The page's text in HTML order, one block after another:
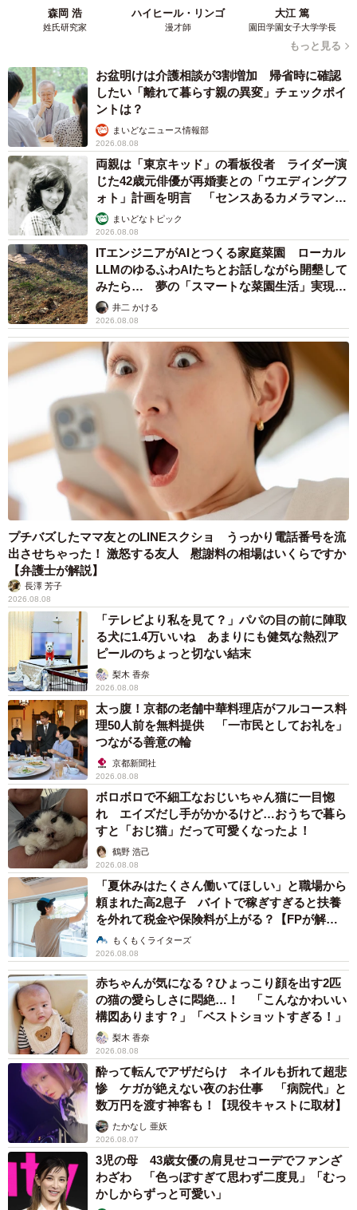
い主さんに、動画を撮影した時のことをうかがいました。
――撮影時のご状況を教えてください
今回の動画は何回も出たり引っ込んだりしている、一部
を切り抜いたものでした。近くにソニーがいて縄張り主張
しているものと思われます。
――そうだったのですね、この後はどうなりましたか？
最終的には飽きて飛んでいってしまいました。
――動画を「おわかりいただけただろうか」という文言と
ともに投稿なさっていますね。きのこくんの可愛さに、
「やばい！ ハートを持ってかれてしまった」「顔の出し方
最高」「心霊系番組のナレーション(笑)！ 永遠に見ていら
れるクオリティ！！」などと多数共感の声が届いていま
す。ぜひ感想をお聞かせください
毎度のことなのですがSNSはどんな投稿がウケるか全く
読めず、想定外の評価をいただけて、驚きと嬉しさでいっ
ぱいです。「おわかり〜」の文言は飼い主が心霊ビデオ大
好きなので引用させていただきました。これからもご覧い
ただいた皆さんと、文鳥のかわいさを共有できるような投
稿を続けます。
◇ ◇
人懐っこいきのこくん（画像提供／きのこ氏さん）
今回の動画からも、人懐こさが伝わるきのこくんのこと
を「きのこは人が好きすぎて、カゴの中だと常に出せ出せ
アピールで飛んだり跳ねたり歌ったりです」という飼い主
さん。去年の大晦日にお家にお迎えして一年ということ
で、今年の大晦日は「お迎え記念日としていつもより長く
放鳥しようと思います。正月からの呼び鳴きが酷くなりそ
うですが…」とも話してくれました。
ガン見は最大の防御 pic.twitter.com/lNajk9NmIH
— きのこ氏 (@suz_kinoko)December 4, 2021
また同居しているソニーくんとは「ソニーとは仲がいい
のか悪いのか、いつも近くにいるくせにお互い威嚇し合っ
てます。嫌なら離れればいいのに…」（飼い主さん）とも
森岡 浩
姓氏研究家
ハイヒール・リンゴ
漫才師
大江 篤
園田学園女子大学学長
もっと見る
お盆明けは介護相談が3割増加 帰省時に確認
したい「離れて暮らす親の異変」チェックポイ
ントは？
まいどなニュース情報部
2026.08.08
両親は「東京キッド」の看板役者 ライダー演
じた42歳元俳優が再婚妻との「ウエディングフ
ォト」計画を明言 「センスあるカメラマン求
む」まいどなトピック
2026.08.08
ITエンジニアがAIとつくる家庭菜園 ローカル
LLMのゆるふわAIたちとお話しながら開墾して
みたら… 夢の「スマートな菜園生活」実現な
るか井二 かける
2026.08.08
プチバズしたママ友とのLINEスクショ うっかり電話番号を流
出させちゃった！ 激怒する友人 慰謝料の相場はいくらですか
【弁護士が解説】
長澤 芳子
2026.08.08
「テレビより私を見て？」パパの目の前に陣取
る犬に1.4万いいね あまりにも健気な熱烈ア
ピールのちょっと切ない結末
梨木 香奈
2026.08.08
太っ腹！京都の老舗中華料理店がフルコース料
理50人前を無料提供 「一市民としてお礼を」
つながる善意の輪
京都新聞社
2026.08.08
ボロボロで不細工なおじいちゃん猫に一目惚
れ エイズだし手がかかるけど…おうちで暮ら
すと「おじ猫」だって可愛くなったよ！
鶴野 浩己
2026.08.08
「夏休みはたくさん働いてほしい」と職場から
頼まれた高2息子 バイトで稼ぎすぎると扶養
を外れて税金や保険料が上がる？【FPが解
説】もくもくライターズ
2026.08.08
赤ちゃんが気になる？ひょっこり顔を出す2匹
の猫の愛らしさに悶絶…！ 「こんなかわいい
構図あります？」「ベストショットすぎる！」
梨木 香奈
2026.08.08
酔って転んでアザだらけ ネイルも折れて超悲
惨 ケガが絶えない夜のお仕事 「病院代」と
数万円を渡す神客も！【現役キャストに取材】
たかなし 亜妖
2026.08.07
3児の母 43歳女優の肩見せコーデでファンざ
わざわ 「色っぽすぎて思わず二度見」「むっ
かしからずっと可愛い」